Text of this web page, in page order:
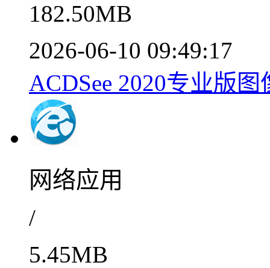
182.50MB
2026-06-10 09:49:17
ACDSee 2020专业版
网络应用
/
5.45MB